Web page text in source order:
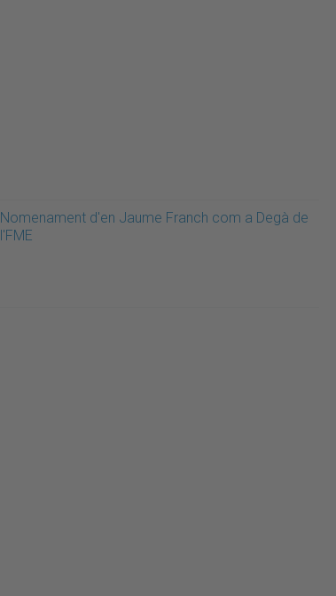
Nomenament d'en Jaume Franch com a Degà de
l'FME